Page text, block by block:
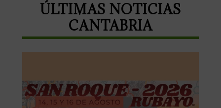
ÚLTIMAS NOTICIAS
CANTABRIA